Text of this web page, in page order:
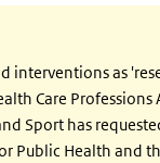
interventions as
Care Professions
Sport has
Public Health and